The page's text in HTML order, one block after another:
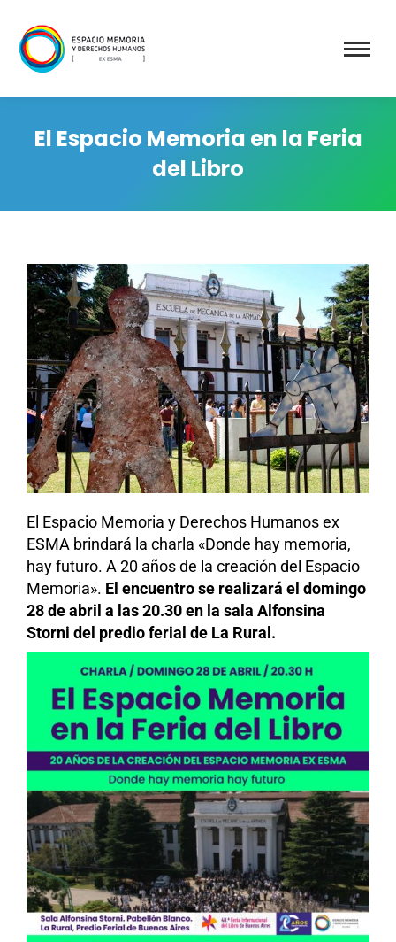
El Espacio Memoria en la Feria
del Libro
El Espacio Memoria y Derechos Humanos ex
ESMA brindará la charla «Donde hay memoria,
hay futuro. A 20 años de la creación del Espacio
Memoria». El encuentro se realizará el domingo
28 de abril a las 20.30 en la sala Alfonsina
Storni del predio ferial de La Rural.